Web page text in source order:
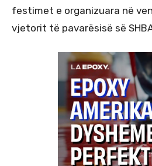
festimet e organizuara në
vjetorit të pavarësisë së